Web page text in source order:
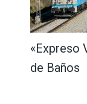
«Expreso
de Baños